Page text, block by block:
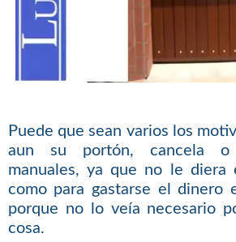
Puede que sean varios los
aun su portón, cancela o
manuales, ya que no le diera
como para gastarse el dinero
porque no lo veía necesario
cosa.